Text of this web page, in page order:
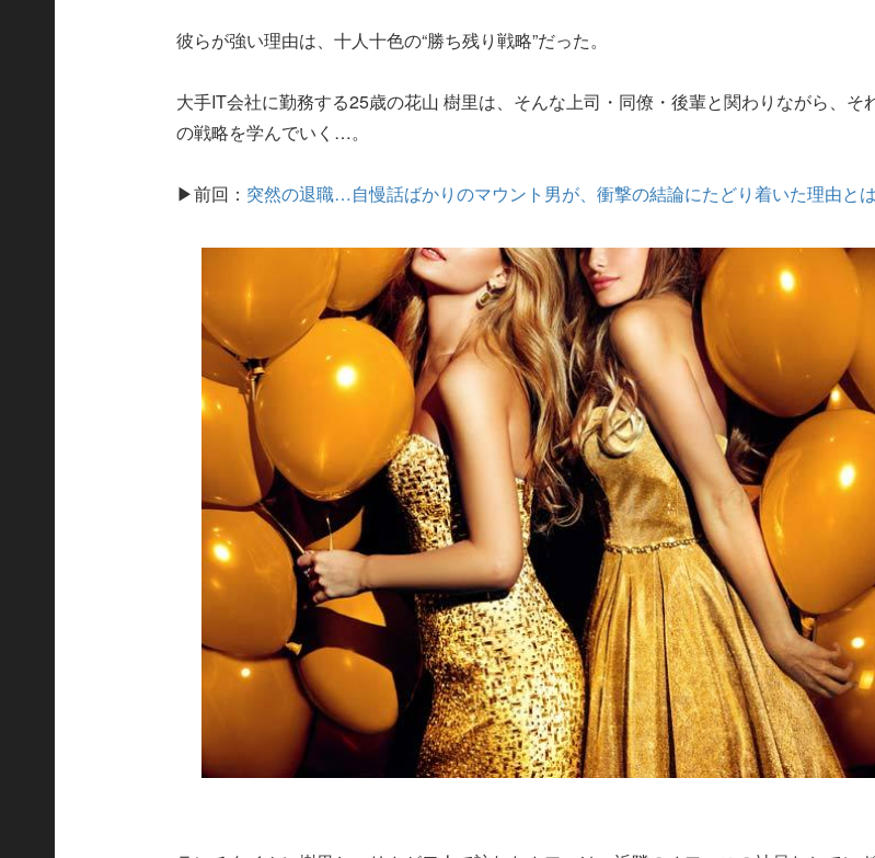
彼らが強い理由は、十人十色の“勝ち残り戦略”だった。
大手IT会社に勤務する25歳の花山 樹里は、そんな上司・同僚・後輩と関わりながら、そ
の戦略を学んでいく…。
▶前回： 突然の退職…自慢話ばかりのマウント男が、衝撃の結論にたどり着いた理由とは